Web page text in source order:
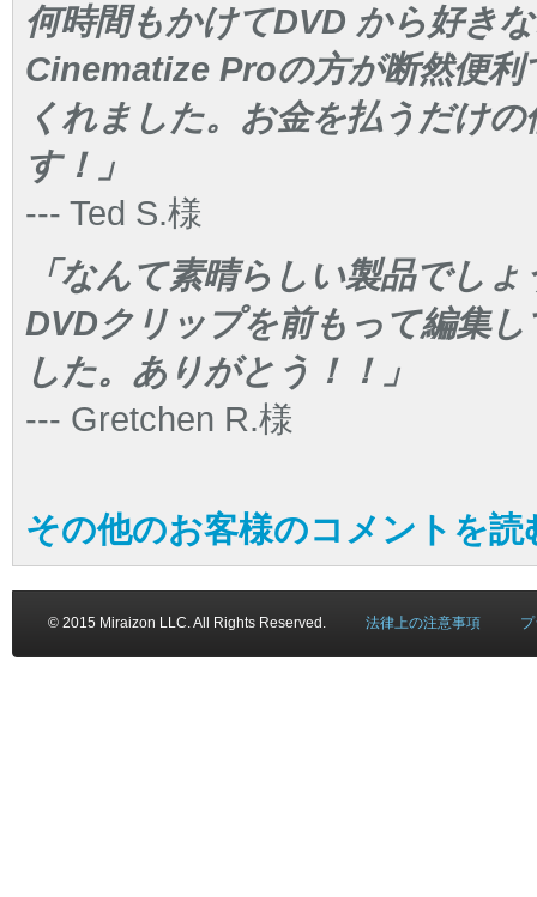
何時間もかけてDVD から好き
Cinematize Proの方が断然便
くれました。お金を払うだけ
す！」
--- Ted S.様
「なんて素晴らしい製品でし
DVDクリップを前もって編集
した。ありがとう！！」
--- Gretchen R.様
その他のお客様のコメントを読
© 2015 Miraizon LLC. All Rights Reserved. 法律上の注意事項